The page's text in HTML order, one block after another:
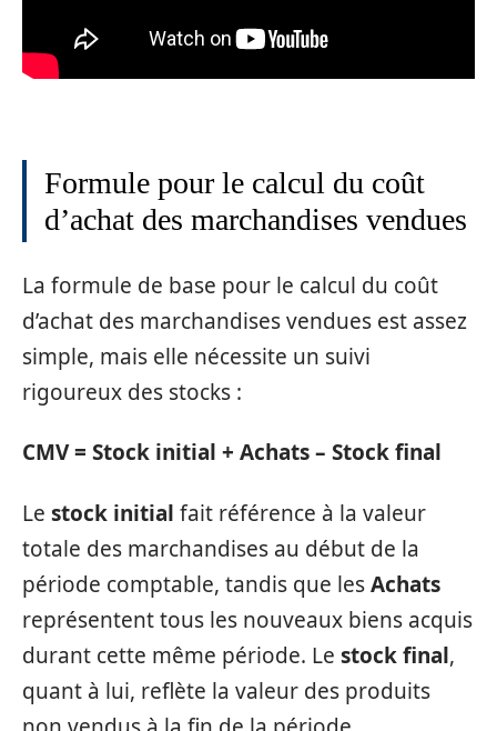
Formule pour le calcul du coût
d’achat des marchandises vendues
La formule de base pour le calcul du coût
d’achat des marchandises vendues est assez
simple, mais elle nécessite un suivi
rigoureux des stocks :
CMV = Stock initial + Achats – Stock final
Le stock initial fait référence à la valeur
totale des marchandises au début de la
période comptable, tandis que lesAchats
représentent tous les nouveaux biens acquis
durant cette même période. Le stock final,
quant à lui, reflète la valeur des produits